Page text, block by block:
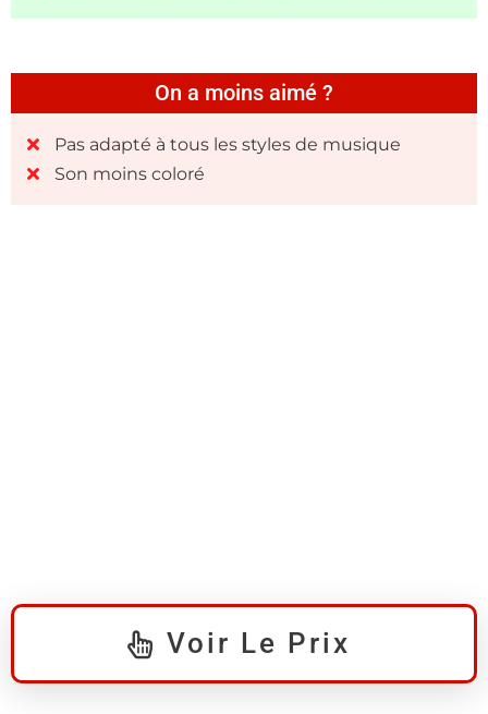
On a moins aimé ?
Pas adapté à tous les styles de musique
Son moins coloré
Voir Le Prix